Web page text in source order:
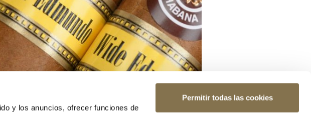
y los anuncios, ofrecer funciones de
Permitir todas las cookies